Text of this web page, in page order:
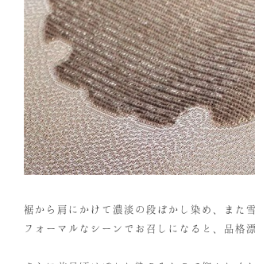
裾から肩にかけて濃淡の段ぼかし染め、また
フォーマルなシーンでお召しになると、品格